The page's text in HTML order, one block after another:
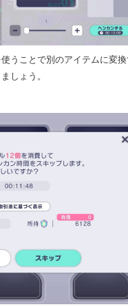
うことで別のアイテムに変
しょう。